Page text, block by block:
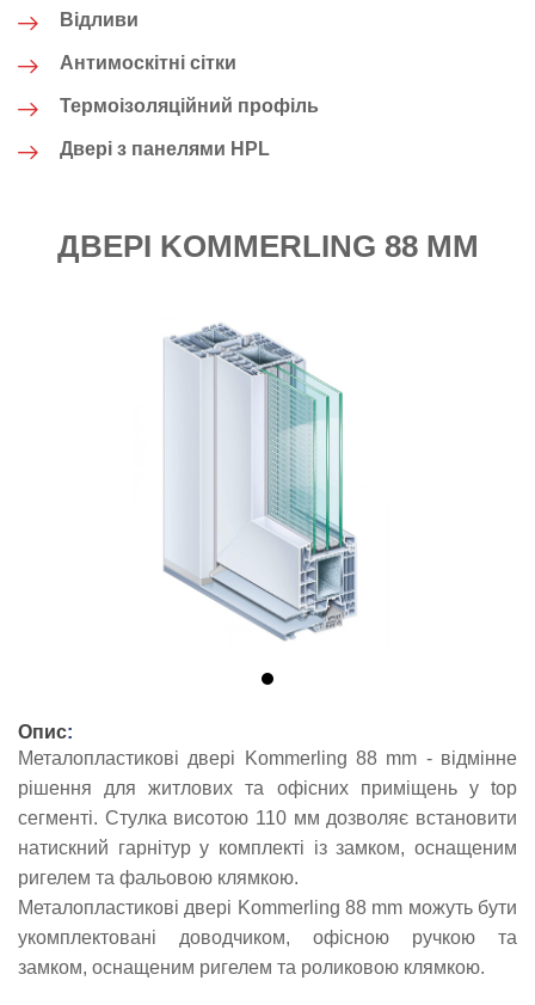
Відливи
Антимоскітні сітки
Термоізоляційний профіль
Двері з панелями HPL
ДВЕРІ KOMMERLING 88 MM
Опис:
Металопластикові двері Kommerling 88 mm - відмінне
рішення для житлових та офісних приміщень у top
сегменті. Стулка висотою 110 мм дозволяє встановити
натискний гарнітур у комплекті із замком, оснащеним
ригелем та фальовою клямкою.
Металопластикові двері Kommerling 88 mm можуть бути
укомплектовані доводчиком, офісною ручкою та
замком, оснащеним ригелем та роликовою клямкою.